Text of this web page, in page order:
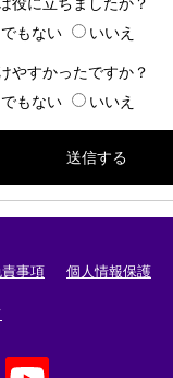
役に立ちましたか？
もない いいえ
やすかったですか？
もない いいえ
事項 個人情報保護